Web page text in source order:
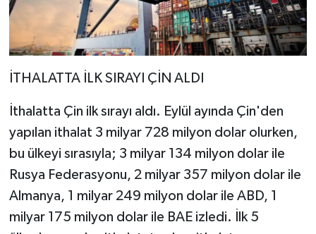
İTHALATTA İLK SIRAYI ÇİN ALDI
İthalatta Çin ilk sırayı aldı. Eylül ayında Çin'den
yapılan ithalat 3 milyar 728 milyon dolar olurken,
bu ülkeyi sırasıyla; 3 milyar 134 milyon dolar ile
Rusya Federasyonu, 2 milyar 357 milyon dolar ile
Almanya, 1 milyar 249 milyon dolar ile ABD, 1
milyar 175 milyon dolar ile BAE izledi. İlk 5